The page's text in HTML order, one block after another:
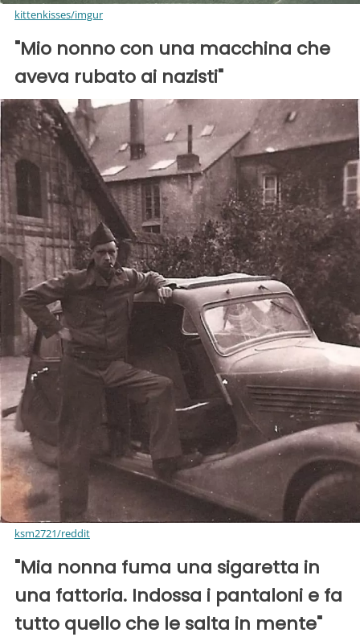
kittenkisses/imgur
"Mio nonno con una macchina che
aveva rubato ai nazisti"
ksm2721/reddit
"Mia nonna fuma una sigaretta in
una fattoria. Indossa i pantaloni e fa
tutto quello che le salta in mente"